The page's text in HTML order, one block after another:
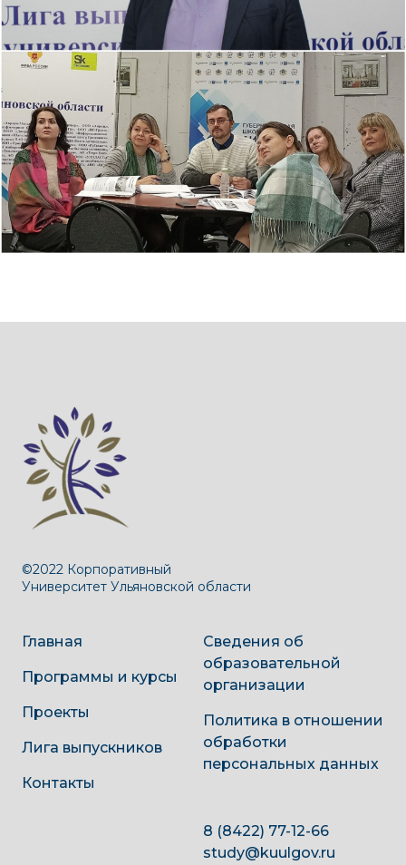
©2022 Корпоративный
Университет Ульяновской области
Главная
Программы и курсы
Проекты
Лига выпускников
Контакты
Сведения об
образовательной
организации
Политика в отношении
обработки
персональных данных
8 (8422) 77-12-66
study@kuulgov.ru